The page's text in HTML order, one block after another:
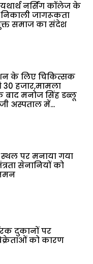
नर्सिंग कॉलेज के
निकाली जागरूकता
समाज का संदेश
के लिए चिकित्सक
30 हजार,मामला
मनोज सिंह डब्लू
अस्पताल में...
स्थल पर मनाया गया
सेनानियों को
दुकानों पर
को कारण